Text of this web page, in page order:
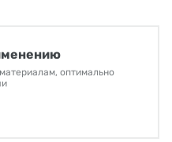
оптимально